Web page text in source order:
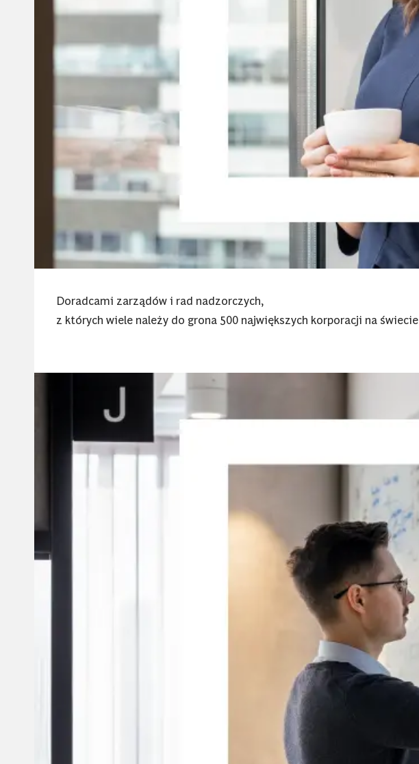
Doradcami zarządów i rad nadzorczych,
z których wiele należy do grona 500 największych korporacji na świecie